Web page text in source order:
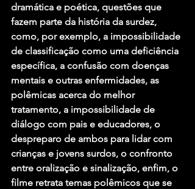
dramática e poética, questões que
fazem parte da história da surdez,
como, por exemplo, a impossibilidade
de classificação como uma deficiência
específica, a confusão com doenças
mentais e outras enfermidades, as
polêmicas acerca do melhor
tratamento, a impossibilidade de
diálogo com pais e educadores, o
despreparo de ambos para lidar com
crianças e jovens surdos, o confronto
entre oralização e sinalização, enfim, o
filme retrata temas polêmicos que se